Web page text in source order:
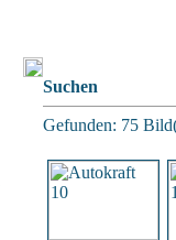
Suchen
Gefunden: 75